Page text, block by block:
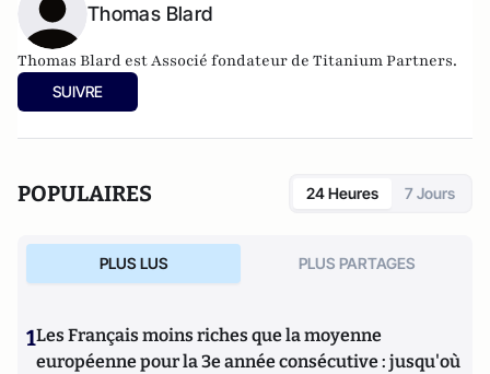
Thomas Blard
Thomas Blard est Associé fondateur de Titanium Partners.
SUIVRE
POPULAIRES 24 Heures 7 Jours
PLUS LUS PLUS PARTAGES
1Les Français moins riches que la moyenne
européenne pour la 3e année consécutive : jusqu'où